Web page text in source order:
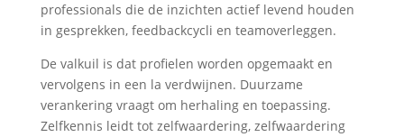
professionals die de inzichten actief levend houden
in gesprekken, feedbackcycli en teamoverleggen.
De valkuil is dat profielen worden opgemaakt en
vervolgens in een la verdwijnen. Duurzame
verankering vraagt om herhaling en toepassing.
Zelfkennis leidt tot zelfwaardering, zelfwaardering